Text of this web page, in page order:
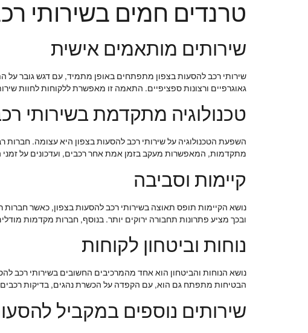
טרנדים חמים בשירותי
שירותים מותאמים אישית
שירותי רכב להסעות בצפון מתפתחים באופן מתמיד, עם דגש גובר על
גאוגרפיים ורצונות ספציפיים. התאמה זו מאפשרת ללקוחות לחוות
טכנולוגיה מתקדמת בשירותי
מתקדמות, המאפשרות מעקב בזמן אמת אחר רכבים, ועדכונים על זמני
קיימות וסביבה
נושא הקיימות תופס תאוצה בשירותי רכב להסעות בצפון, כאשר
ובכך מציע פתרונות תחבורה ירוקים יותר. בנוסף, חברות מקדמות
נוחות וביטחון לקוחות
נושא הנוחות והביטחון הוא אחד מהמרכיבים החשובים בשירותי רכב
הבטיחות מתפתח גם הוא, עם הקפדה על הכשרת נהגים, בדיקות רכבים
שירותים נוספים במקביל